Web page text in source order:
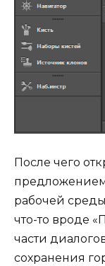
После чего
предложением
рабочей
что-то вроде
части
сохранения